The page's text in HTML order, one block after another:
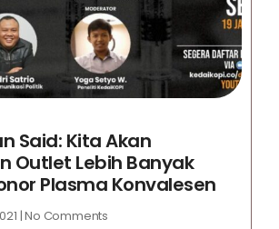
Said: Kita Akan
Outlet Lebih Banyak
Plasma Konvalesen
No Comments